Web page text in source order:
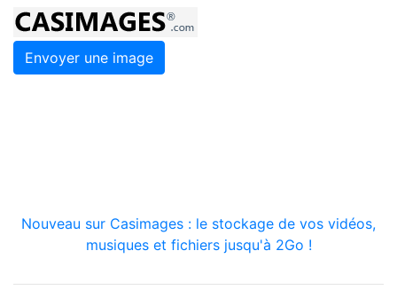
Envoyer une image
Nouveau sur Casimages : le stockage de vos vidéos,
musiques et fichiers jusqu'à 2Go !